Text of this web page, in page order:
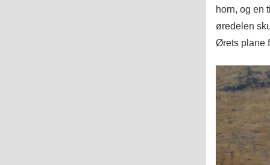
horn, og en
øredelen
Ørets plane